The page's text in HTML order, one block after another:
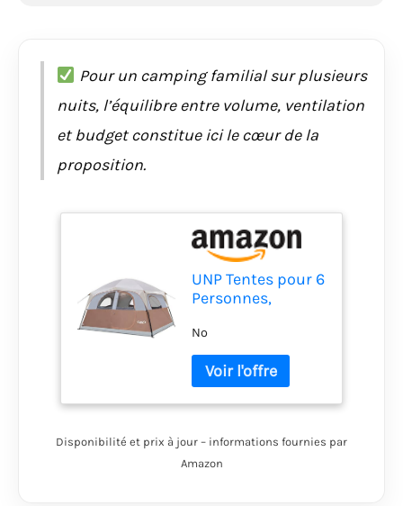
Pour un camping familial sur plusieurs
nuits, l’équilibre entre volume, ventilation
et budget constitue ici le cœur de la
proposition.
UNP Tentes pour 6
Personnes,
Coupe-Vent,
Installation
Facile, Tente de
Camping
familiale Double
2 m (H)
No
Disponibilité et prix à jour – informations fournies par
Amazon